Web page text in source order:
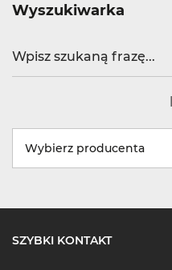
Wyszukiwarka
Wybierz producenta
SZYBKI KONTAKT